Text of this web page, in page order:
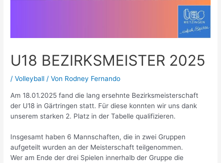
U18 BEZIRKSMEISTER 2025
/Volleyball / Von Rodney Fernando
Am 18.01.2025 fand die lang ersehnte Bezirksmeisterschaft
der U18 in Gärtringen statt. Für diese konnten wir uns dank
unserem starken 2. Platz in der Tabelle qualifizieren.
Insgesamt haben 6 Mannschaften, die in zwei Gruppen
aufgeteilt wurden an der Meisterschaft teilgenommen.
Wer am Ende der drei Spielen innerhalb der Gruppe die